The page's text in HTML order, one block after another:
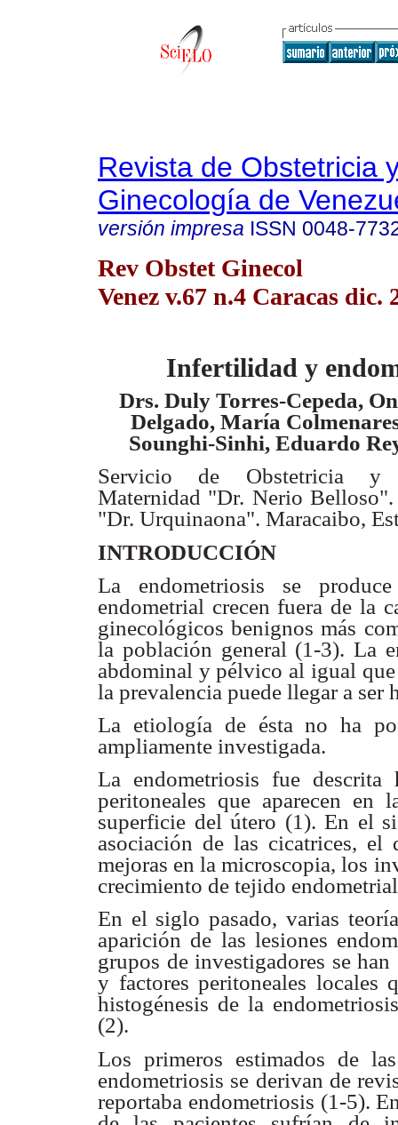
Revista de Obstetricia
Ginecología de
versión impresa ISSN 0048-
Rev Obstet Ginecol
Venez v.67 n.4 Caracas dic.
Infertilidad y
Drs. Duly Torres-Cepeda,
Delgado, María
Sounghi-Sinhi, Eduardo
Servicio de Obstetricia y
Maternidad "Dr. Nerio
"Dr. Urquinaona". Maracaibo,
INTRODUCCIÓN
La endometriosis se
endometrial crecen fuera de la
ginecológicosbenignos más
la población general (1-3). La
abdominal y pélvico al igual
la prevalencia puede llegar a ser
La etiología de ésta no ha
ampliamente investigada.
La endometriosis fue
peritoneales que aparecen en
superficie delútero (1). En el
asociación de las cicatrices,
mejoras en la microscopia,los
crecimiento de tejido
En el siglo pasado, varias
aparición de las lesiones
grupos de investigadores se
y factores peritoneales locales
histogénesis de la
(2).
Los primeros estimados de
endometriosis se derivan de
reportaba endometriosis (1-5).